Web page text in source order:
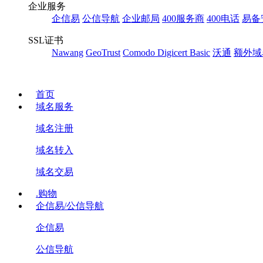
企业服务
企信易 公信导航 企业邮局 400服务商 400电话 易备
SSL证书
Nawang GeoTrust Comodo Digicert Basic 沃通 额外域
首页
域名服务
域名注册
域名转入
域名交易
.购物
企信易/公信导航
企信易
公信导航